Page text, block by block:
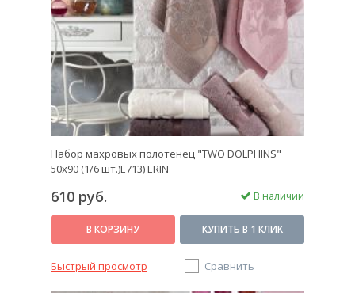
Набор махровых полотенец "TWO DOLPHINS"
50х90 (1/6 шт.)E713) ERIN
610 руб. В наличии
В КОРЗИНУ КУПИТЬ В 1 КЛИК
Быстрый просмотр Сравнить